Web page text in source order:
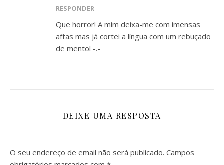
RESPONDER
Que horror! A mim deixa-me com imensas
aftas mas já cortei a língua com um rebuçado
de mentol -.-
DEIXE UMA RESPOSTA
O seu endereço de email não será publicado. Campos